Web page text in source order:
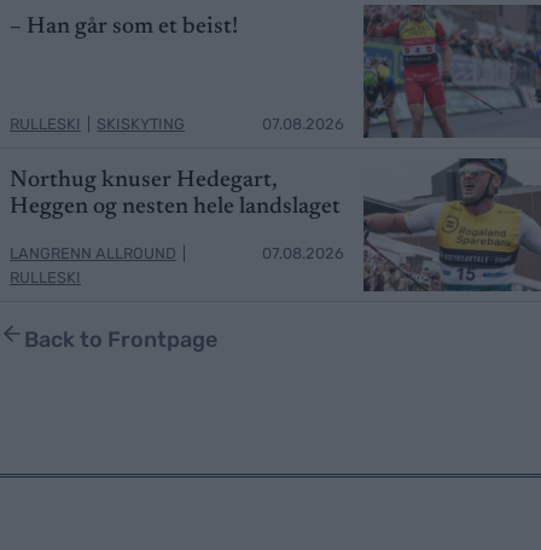
– Han går som et beist!
RULLESKI SKISKYTING 07.08.2026
Northug knuser Hedegart,
Heggen og nesten hele landslaget
LANGRENN ALLROUND
RULLESKI
07.08.2026
Back to Frontpage